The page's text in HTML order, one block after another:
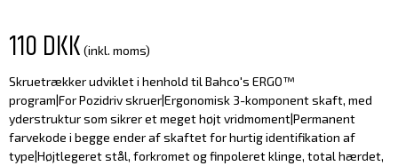
110 DKK (inkl. moms)
Skruetrækker udviklet i henhold til Bahco's ERGO™
program|For Pozidriv skruer|Ergonomisk 3-komponent skaft, med
yderstruktur som sikrer et meget højt vridmoment|Permanent
farvekode i begge ender af skaftet for hurtig identifikation af
type|Højtlegeret stål, forkromet og finpoleret klinge, total hærdet,